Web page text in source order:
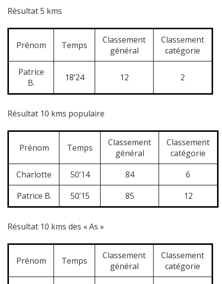
Résultat 5 kms
Prénom Temps
Classement
général
Classement
catégorie
Patrice
B.
18’24 12 2
Résultat 10 kms populaire
Prénom Temps
Classement
général
Classement
catégorie
Charlotte
50’14 84
6
Patrice B.
50’15 85 12
Résultat 10 kms des « As »
Prénom Temps
Classement
général
Classement
catégorie